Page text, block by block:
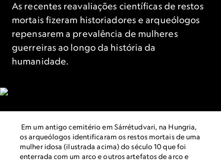
As recentes reavaliações científicas de restos
mortais fizeram historiadores e arqueólogos
repensarem a prevalência de mulheres
guerreiras ao longo da história da
humanidade.
Em um antigo cemitério em Sárrétudvari, na Hungria,
os arqueólogos identificaram os restos mortais de uma
mulher idosa (ilustrada acima) do século 10 que foi
enterrada com um arco e outros artefatos de arco e